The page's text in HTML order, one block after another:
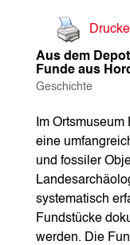
Aus dem
Funde aus
Geschichte
Im
eine
und fossiler
systematisch
Fundstücke
werden. Die